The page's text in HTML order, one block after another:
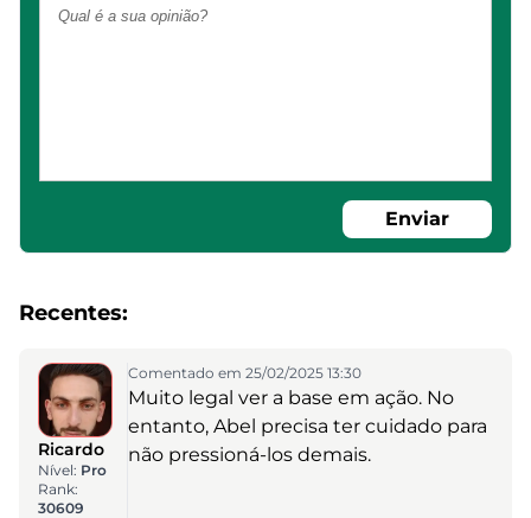
Enviar
Recentes:
Ricardo
Nível: Pro
Rank:
30609
Comentado em 25/02/2025 13:30
Muito legal ver a base em ação. No
entanto, Abel precisa ter cuidado para
não pressioná-los demais.